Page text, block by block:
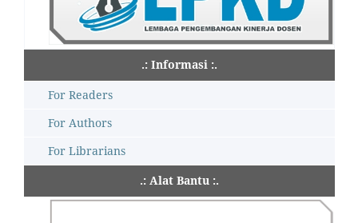
.: Informasi :.
For Readers
For Authors
For Librarians
.: Alat Bantu :.